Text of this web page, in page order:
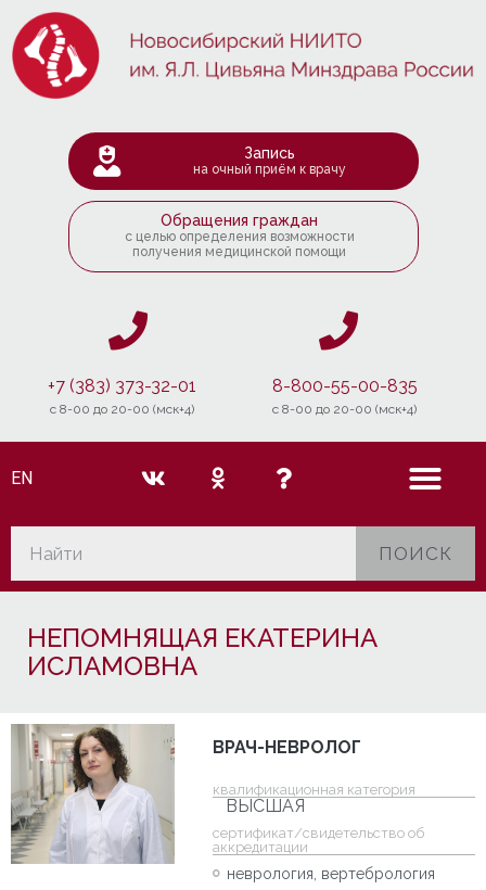
Запись
на очный приём к врачу
Обращения граждан
с целью определения возможности
получения медицинской помощи
+7 (383) 373-32-01
c 8-00 до 20-00 (мск+4)
8-800-55-00-835
c 8-00 до 20-00 (мск+4)
EN
ПОИСК
НЕПОМНЯЩАЯ ЕКАТЕРИНА
ИСЛАМОВНА
ВРАЧ-НЕВРОЛОГ
квалификационная категория
ВЫСШАЯ
cертификат/свидетельство об
аккредитации
неврология, вертебрология